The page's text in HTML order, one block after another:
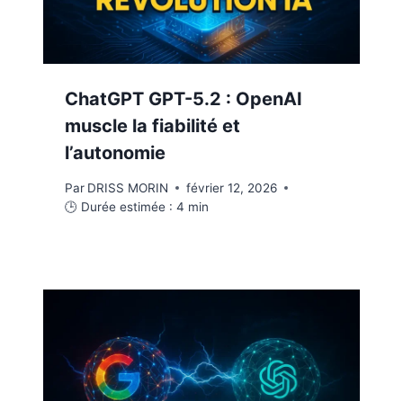
ChatGPT GPT-5.2 : OpenAI
muscle la fiabilité et
l’autonomie
Par DRISS MORIN
février 12, 2026
🕒 Durée estimée : 4 min